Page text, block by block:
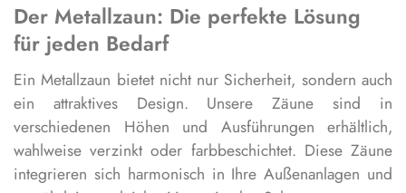
Der Metallzaun: Die perfekte Lösung
für jeden Bedarf
Ein Metallzaun bietet nicht nur Sicherheit, sondern auch
ein attraktives Design. Unsere Zäune sind in
verschiedenen Höhen und Ausführungen erhältlich,
wahlweise verzinkt oder farbbeschichtet. Diese Zäune
integrieren sich harmonisch in Ihre Außenanlagen und